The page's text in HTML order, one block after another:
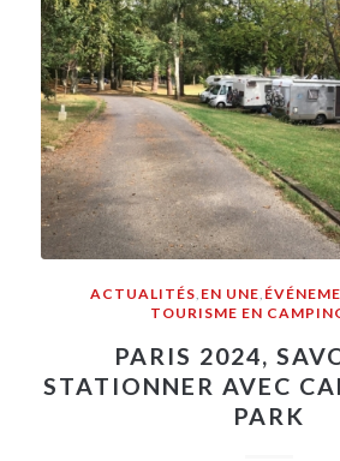
ACTUALITÉS, EN UNE,
TOURISME EN
PARIS 2024,
STATIONNER AVEC
PARK